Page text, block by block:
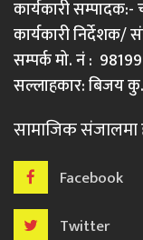
कार्यकारी सम्पादक:-
कार्यकारी
सम्पर्क मो. नं :
सल्लाहकार: बिजय
सामाजिक संजालमा
Facebook
Twitter